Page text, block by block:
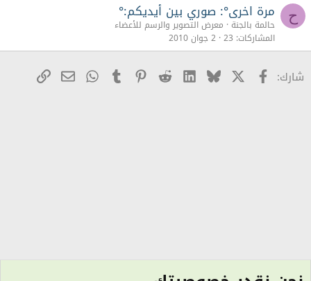
ح مرة اخرى°: صوري بين أيديكم:°
حالمة بالجنة معرض التصوير والرسم للأعضاء
المشاركات 23 2 جوان 2010
شارك: Facebook
X
Bluesky
LinkedIn
Reddit
Pinterest
Tumblr
WhatsApp
البريدرابط